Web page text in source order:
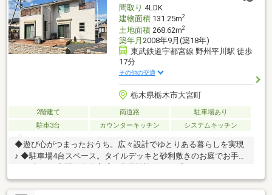
間取り 4LDK
建物面積131.25m2
土地面積268.62m2
築年月 2008年9月(築18年)
東武鉄道宇都宮線 野州平川駅 徒歩
17分
その他の交通
栃木県栃木市大宮町
2階建て 南道路
駐車場あり
駐車3台
カウンターキッチン システムキッチン
◆遊び心がつまったおうち。広々設計でゆとりある暮らしを実現
♪ ◆駐車場4台スペース。タイルデッキと砂利敷きのお庭でお手入
リ。利便性の高い立地